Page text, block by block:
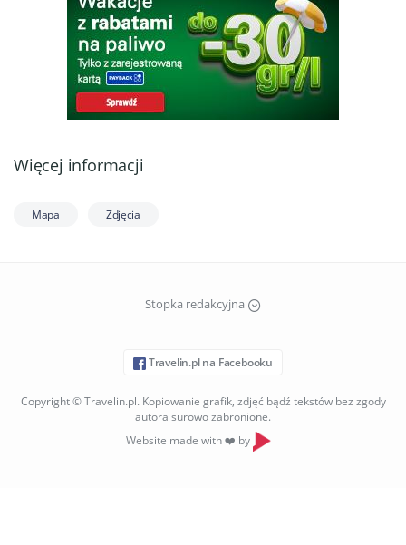
Więcej informacji
Mapa Zdjęcia
Stopka redakcyjna
Travelin.pl na Facebooku
Copyright © Travelin.pl. Kopiowanie grafik, zdjęć bądź tekstów bez zgody
autora surowo zabronione.
Website made with ❤️ by